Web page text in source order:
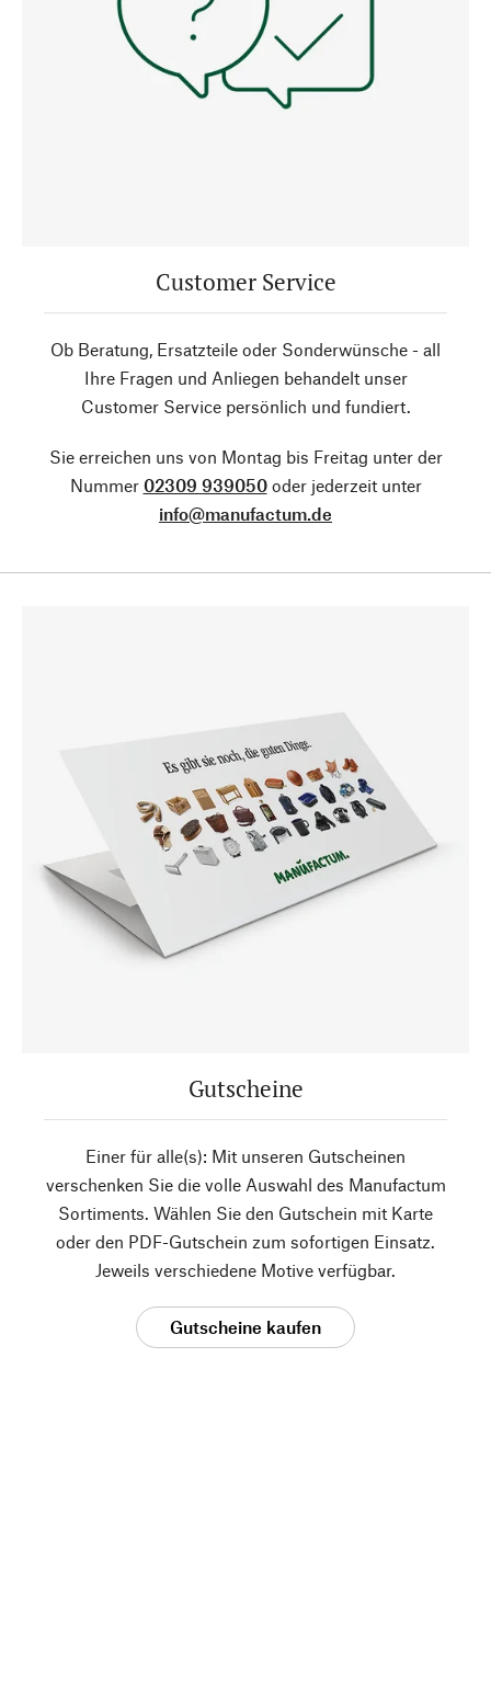
Customer Service
Ob Beratung, Ersatzteile oder Sonderwünsche - all
Ihre Fragen und Anliegen behandelt unser
Customer Service persönlich und fundiert.
Sie erreichen uns von Montag bis Freitag unter der
Nummer 02309 939050oder jederzeit unter
info@manufactum.de
Gutscheine
Einer für alle(s): Mit unseren Gutscheinen
verschenken Sie die volle Auswahl des Manufactum
Sortiments. Wählen Sie den Gutschein mit Karte
oder den PDF-Gutschein zum sofortigen Einsatz.
Jeweils verschiedene Motive verfügbar.
Gutscheine kaufen